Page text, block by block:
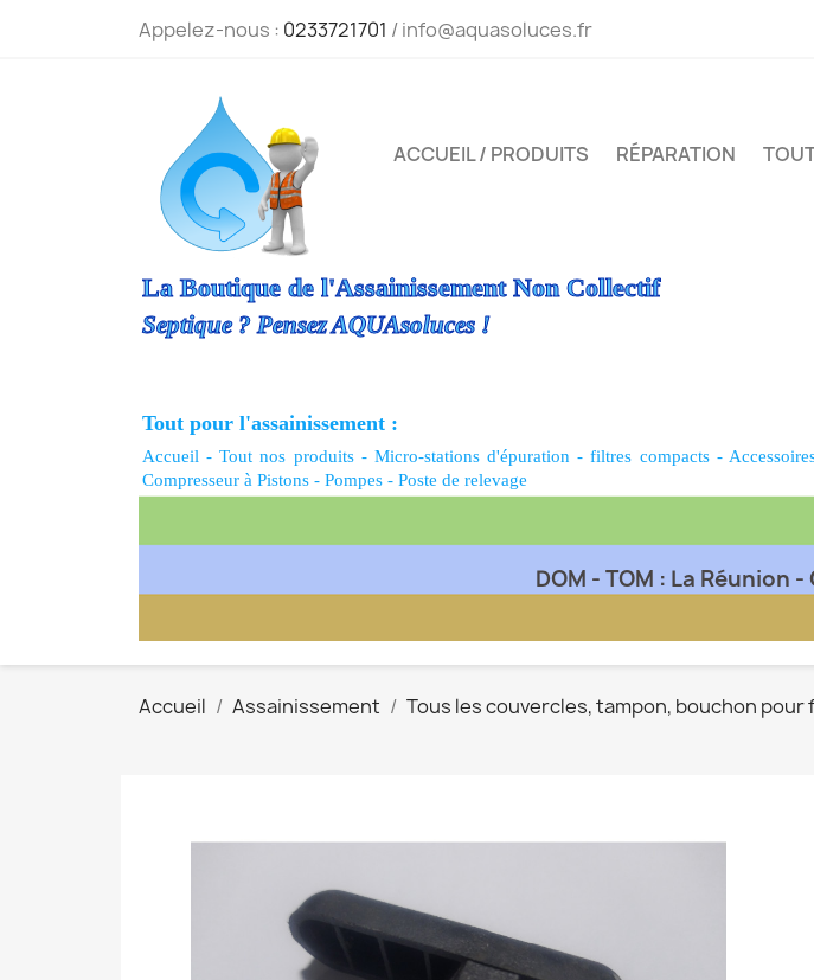
Appelez-nous : 0233721701 / info@aquasoluces.fr
ACCUEIL / PRODUITS RÉPARATION
La Boutique de l'Assainissement Non Collectif
Septique ? Pensez AQUAsoluces !
Tout pour l'assainissement :
Accueil -Tout nos produits- Micro-stations d'épuration -filtres compacts-
Compresseur à Pistons - Pompes - Poste de relevage
DOM - TOM : La Réunion
Accueil Assainissement Tous les couvercles, tampon, bouchon pour